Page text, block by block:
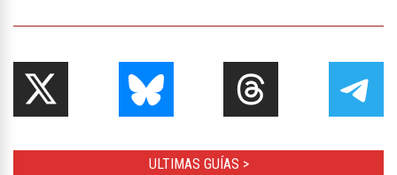
ULTIMAS GUÍAS >